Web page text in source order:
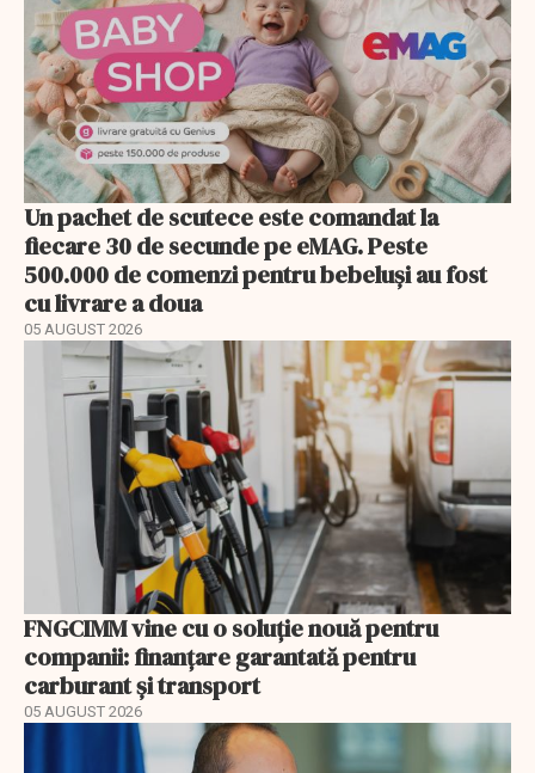
Un pachet de scutece este comandat la
fiecare 30 de secunde pe eMAG. Peste
500.000 de comenzi pentru bebeluși au fost
cu livrare a doua
05 AUGUST 2026
FNGCIMM vine cu o soluție nouă pentru
companii: finanțare garantată pentru
carburant și transport
05 AUGUST 2026